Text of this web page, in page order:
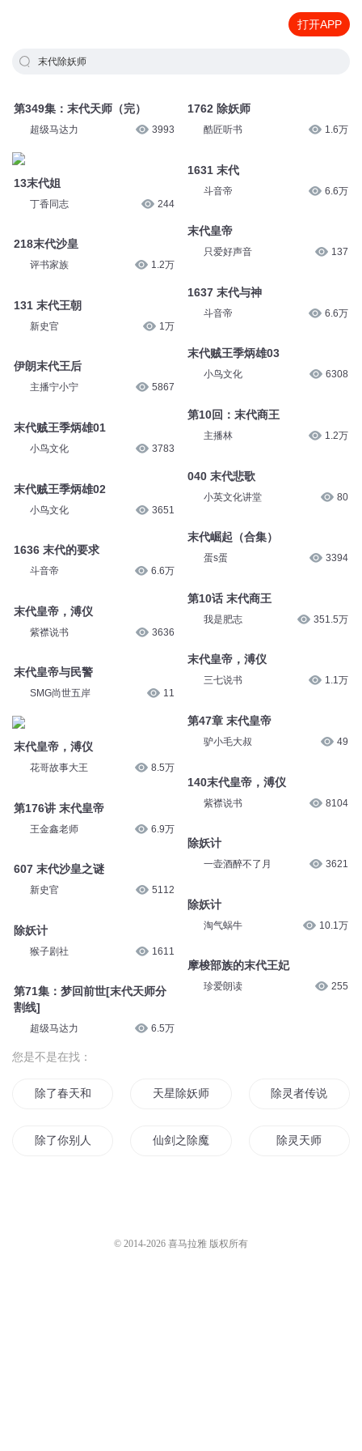
打开APP
末代除妖师
第349集：末代天师（完）
超级马达力 3993
13末代姐
丁香同志 244
218末代沙皇
评书家族 1.2万
131 末代王朝
新史官 1万
伊朗末代王后
主播宁小宁 5867
末代贼王季炳雄01
小鸟文化 3783
末代贼王季炳雄02
小鸟文化 3651
1636 末代的要求
斗音帝 6.6万
末代皇帝，溥仪
紫襟说书 3636
末代皇帝与民警
SMG尚世五岸 11
末代皇帝，溥仪
花哥故事大王 8.5万
第176讲 末代皇帝
王金鑫老师 6.9万
607 末代沙皇之谜
新史官 5112
除妖计
猴子剧社 1611
第71集：梦回前世[末代天师分
割线]
超级马达力 6.5万
1762 除妖师
酷匠听书 1.6万
1631 末代
斗音帝 6.6万
末代皇帝
只爱好声音 137
1637 末代与神
斗音帝 6.6万
末代贼王季炳雄03
小鸟文化 6308
第10回：末代商王
主播林 1.2万
040 末代悲歌
小英文化讲堂 80
末代崛起（合集）
蛋s蛋 3394
第10话 末代商王
我是肥志 351.5万
末代皇帝，溥仪
三七说书 1.1万
第47章 末代皇帝
驴小毛大叔 49
140末代皇帝，溥仪
紫襟说书 8104
除妖计
一壶酒醉不了月 3621
除妖计
淘气蜗牛 10.1万
摩梭部族的末代王妃
珍爱朗读 255
您是不是在找：
除了春天和爱情 天星除妖师 除灵者传说
除了你别人再好我也不要仙剑之除魔 除灵天师
© 2014-2026 喜马拉雅 版权所有